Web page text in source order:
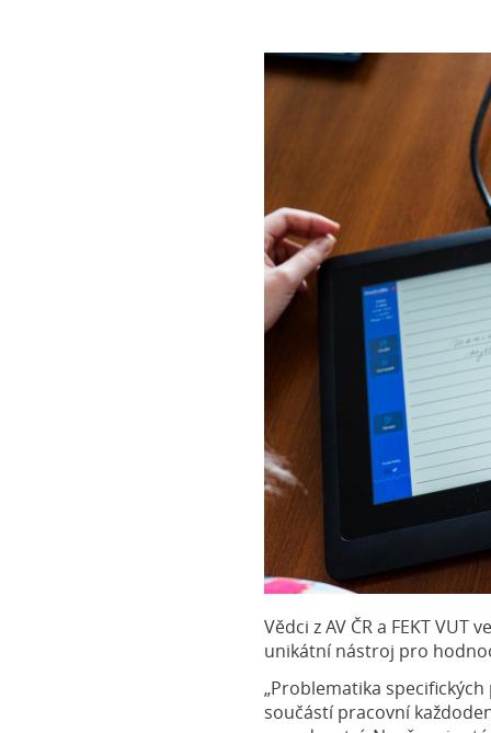
Vědci z AV ČR a FEKT
unikátní nástroj pro
„Problematika
součástí pracovní